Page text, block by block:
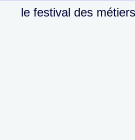
le festival des